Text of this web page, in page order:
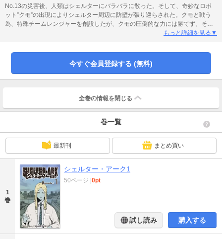
No.13の災害後、人類はシェルターにバラバラに散った。そして、奇妙なロボ
ット”クモ”の出現によりシェルター周辺に防壁が張り巡らされた。クモと戦う
為、特殊チームレンジャーを創設したが、クモの圧倒的な力には勝てず。そこ
で、レンジャーたちは人間と機械を融合するアダマ手術を施し、クモに挑む
もっと詳細を見る▼
今すぐ会員登録する (無料)
全巻の情報を 閉じる
巻一覧
最新刊 まとめ買い
1
巻
シェルター・アーク1
50ページ |0pt
試し読み 購入する